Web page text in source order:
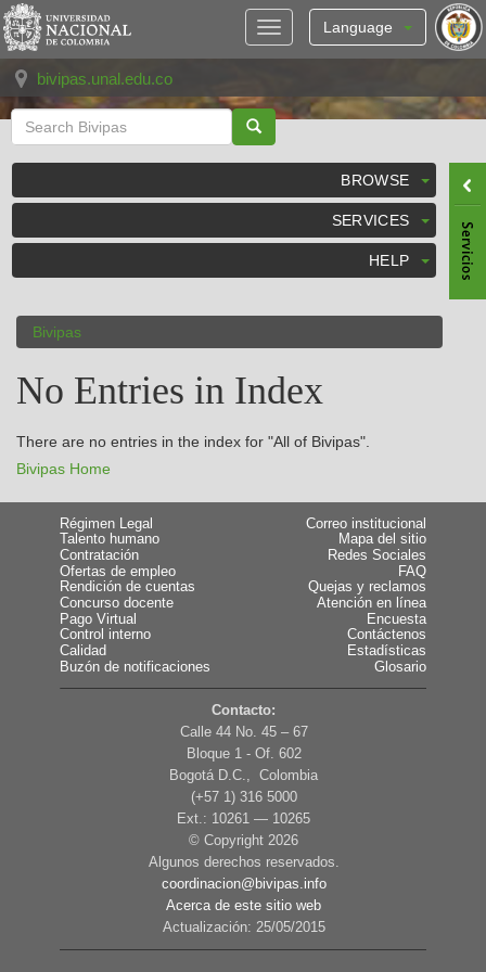
Skip
navigation
Language
bivipas.unal.edu.co
BROWSE
SERVICES
HELP
Bivipas
No Entries in Index
There are no entries in the index for "All of Bivipas".
Bivipas Home
Régimen Legal
Talento humano
Contratación
Ofertas de empleo
Rendición de cuentas
Concurso docente
Pago Virtual
Control interno
Calidad
Buzón de notificaciones
Correo institucional
Mapa del sitio
Redes Sociales
FAQ
Quejas y reclamos
Atención en línea
Encuesta
Contáctenos
Estadísticas
Glosario
Contacto:
Calle 44 No. 45 – 67
Bloque 1 - Of. 602
Bogotá D.C., Colombia
(+57 1) 316 5000
Ext.: 10261 — 10265
© Copyright 2026
Algunos derechos reservados.
coordinacion@bivipas.info
Acerca de este sitio web
Actualización: 25/05/2015